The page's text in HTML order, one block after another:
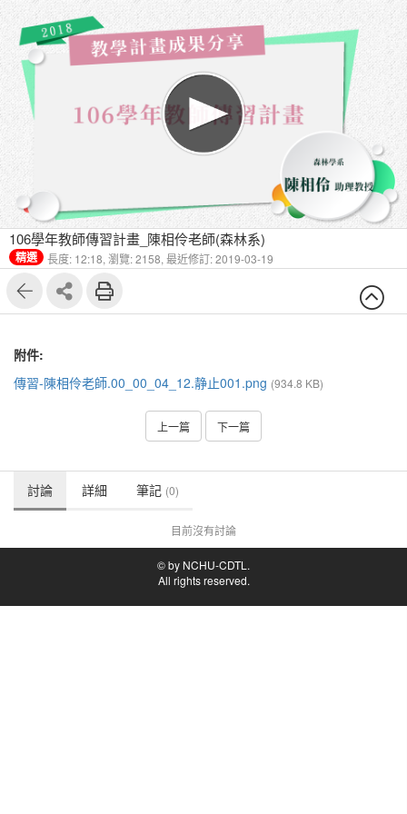
106學年教師傳習計畫_陳相伶老師(森林系)
精選 長度: 12:18, 瀏覽: 2158, 最近修訂: 2019-03-19
附件:
傳習-陳相伶老師.00_00_04_12.静止001.png (934.8 KB)
上一篇 下一篇
討論 詳細 筆記 (0)
目前沒有討論
© by NCHU-CDTL.
All rights reserved.